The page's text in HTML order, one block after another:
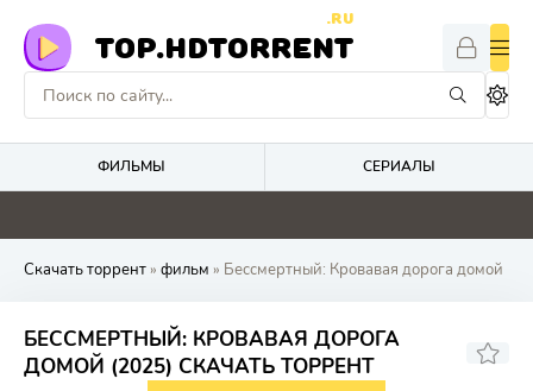
TOP.HDTORRENT
.RU
ФИЛЬМЫ СЕРИАЛЫ
0 0 0 0
Скачать торрент» фильм » Бессмертный: Кровавая дорога домой
БЕССМЕРТНЫЙ: КРОВАВАЯ ДОРОГА
ДОМОЙ (2025) СКАЧАТЬ ТОРРЕНТ
5.754 7.3